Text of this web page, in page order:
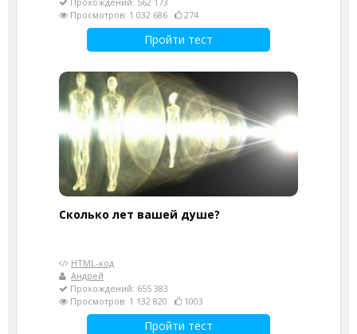
Просмотров: 1 032 686
274
Пройти тест
Cколько лет вашей душе?
HTML-код
Андрей
Прохождений: 655 383
Просмотров: 1 132 820
1003
Пройти тест